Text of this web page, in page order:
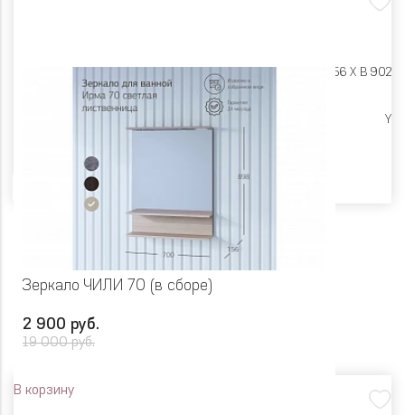
Ш 800 X Г 156 X В 902
Y
Зеркало ЧИЛИ 70 (в сборе)
2 900 руб.
19 000 руб.
В корзину